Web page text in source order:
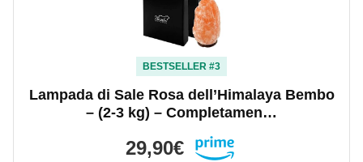
BESTSELLER #3
Lampada di Sale Rosa dell’Himalaya Bembo
– (2-3 kg) – Completamen…
29,90€